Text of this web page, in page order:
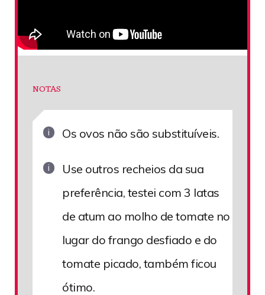
NOTAS
Os ovos não são substituíveis.
Use outros recheios da sua
preferência, testei com 3 latas
de atum ao molho de tomate no
lugar do frango desfiado e do
tomate picado, também ficou
ótimo.